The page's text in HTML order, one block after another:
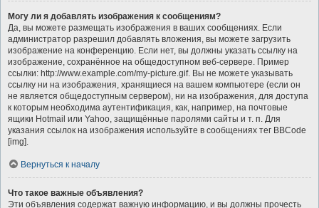
Могу ли я добавлять изображения к сообщениям?
Да, вы можете размещать изображения в ваших сообщениях. Если
администратор разрешил добавлять вложения, вы можете загрузить
изображение на конференцию. Если нет, вы должны указать ссылку на
изображение, сохранённое на общедоступном веб-сервере. Пример
ссылки: http://www.example.com/my-picture.gif. Вы не можете указывать
ссылку ни на изображения, хранящиеся на вашем компьютере (если он
не является общедоступным сервером), ни на изображения, для доступа
к которым необходима аутентификация, как, например, на почтовые
ящики Hotmail или Yahoo, защищённые паролями сайты и т. п. Для
указания ссылок на изображения используйте в сообщениях тег BBCode
[img].
Вернуться к началу
Что такое важные объявления?
Эти объявления содержат важную информацию, и вы должны прочесть